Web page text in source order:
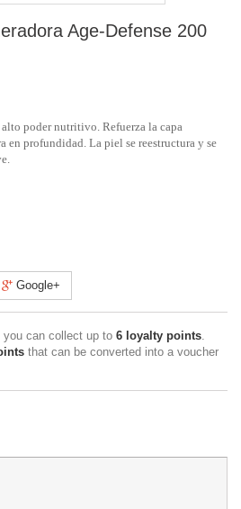
Age-Defense 200
alto poder nutritivo. Refuerza la capa
en profundidad. La piel se reestructura y se
Google+
you can collect up to 6 loyalty points.
that can be converted into a voucher